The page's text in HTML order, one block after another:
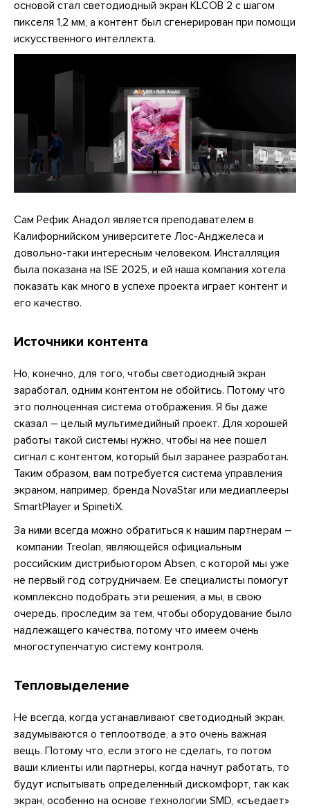
основой стал светодиодный экран KLCOB 2 с шагом
пикселя 1,2 мм, а контент был сгенерирован при помощи
искусственного интеллекта.
Сам Рефик Анадол является преподавателем в
Калифорнийском университете Лос-Анджелеса и
довольно-таки интересным человеком. Инсталляция
была показана на ISE 2025, и ей наша компания хотела
показать как много в успехе проекта играет контент и
его качество.
Источники контента
Но, конечно, для того, чтобы светодиодный экран
заработал, одним контентом не обойтись. Потому что
это полноценная система отображения. Я бы даже
сказал – целый мультимедийный проект. Для хорошей
работы такой системы нужно, чтобы на нее пошел
сигнал с контентом, который был заранее разработан.
Таким образом, вам потребуется система управления
экраном, например, бренда NovaStar или медиаплееры
SmartPlayer и SpinetiX.
За ними всегда можно обратиться к нашим партнерам –
компании Treolan, являющейся официальным
российским дистрибьютором Absen, с которой мы уже
не первый год сотрудничаем. Ее специалисты помогут
комплексно подобрать эти решения, а мы, в свою
очередь, проследим за тем, чтобы оборудование было
надлежащего качества, потому что имеем очень
многоступенчатую систему контроля.
Тепловыделение
Не всегда, когда устанавливают светодиодный экран,
задумываются о теплоотводе, а это очень важная
вещь. Потому что, если этого не сделать, то потом
ваши клиенты или партнеры, когда начнут работать, то
будут испытывать определенный дискомфорт, так как
экран, особенно на основе технологии SMD, «съедает»